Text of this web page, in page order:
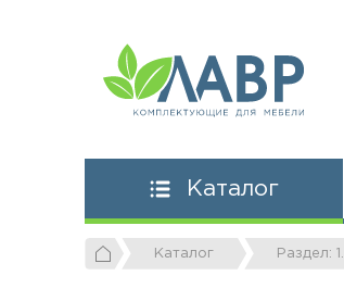
Каталог
Каталог Раздел: